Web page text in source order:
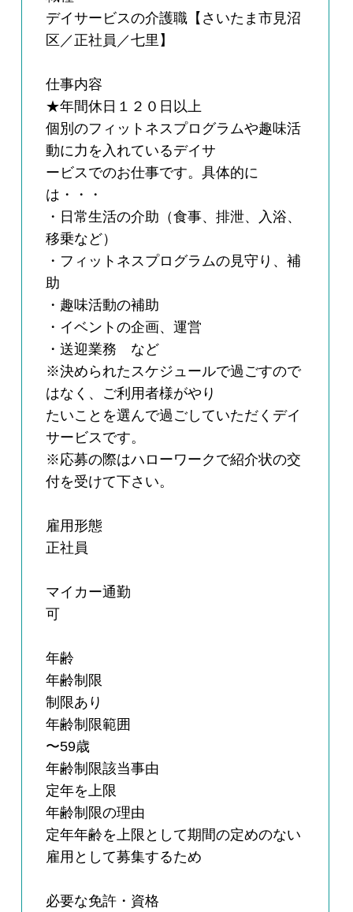
デイサービスの介護職【さいたま市見沼
区／正社員／七里】
仕事内容
★年間休日１２０日以上
個別のフィットネスプログラムや趣味活
動に力を入れているデイサ
ービスでのお仕事です。具体的に
は・・・
・日常生活の介助（食事、排泄、入浴、
移乗など）
・フィットネスプログラムの見守り、補
助
・趣味活動の補助
・イベントの企画、運営
・送迎業務 など
※決められたスケジュールで過ごすので
はなく、ご利用者様がやり
たいことを選んで過ごしていただくデイ
サービスです。
※応募の際はハローワークで紹介状の交
付を受けて下さい。
雇用形態
正社員
マイカー通勤
可
年齢
年齢制限
制限あり
年齢制限範囲
〜59歳
年齢制限該当事由
定年を上限
年齢制限の理由
定年年齢を上限として期間の定めのない
雇用として募集するため
必要な免許・資格